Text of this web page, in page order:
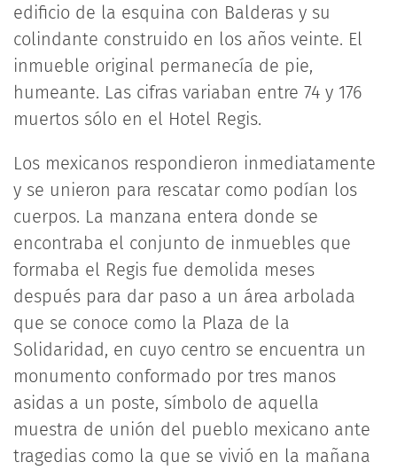
edificio de la esquina con Balderas y su
colindante construido en los años veinte. El
inmueble original permanecía de pie,
humeante. Las cifras variaban entre 74 y 176
muertos sólo en el Hotel Regis.
Los mexicanos respondieron inmediatamente
y se unieron para rescatar como podían los
cuerpos. La manzana entera donde se
encontraba el conjunto de inmuebles que
formaba el Regis fue demolida meses
después para dar paso a un área arbolada
que se conoce como la Plaza de la
Solidaridad, en cuyo centro se encuentra un
monumento conformado por tres manos
asidas a un poste, símbolo de aquella
muestra de unión del pueblo mexicano ante
tragedias como la que se vivió en la mañana